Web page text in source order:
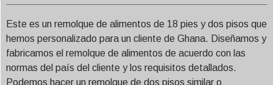
Este es un remolque de alimentos de 18 pies y dos pisos que
hemos personalizado para un cliente de Ghana. Diseñamos y
fabricamos el remolque de alimentos de acuerdo con las
normas del país del cliente y los requisitos detallados.
Podemos hacer un remolque de dos pisos similar o